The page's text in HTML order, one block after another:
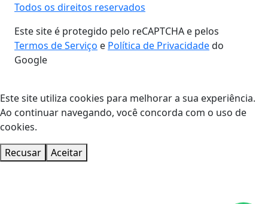
Todos os direitos reservados
Este site é protegido pelo reCAPTCHA e pelos
Termos de Serviço e Política de Privacidadedo
Google
Este site utiliza cookies para melhorar a sua experiência.
Ao continuar navegando, você concorda com o uso de
cookies.
Recusar
Aceitar